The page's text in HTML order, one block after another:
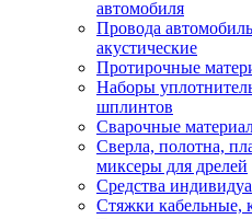
автомобиля
Провода
акустические
Протирочные
Наборы
шплинтов
Сварочные
Сверла, полотна,
миксеры для дрелей
Средства
Стяжки кабельные,